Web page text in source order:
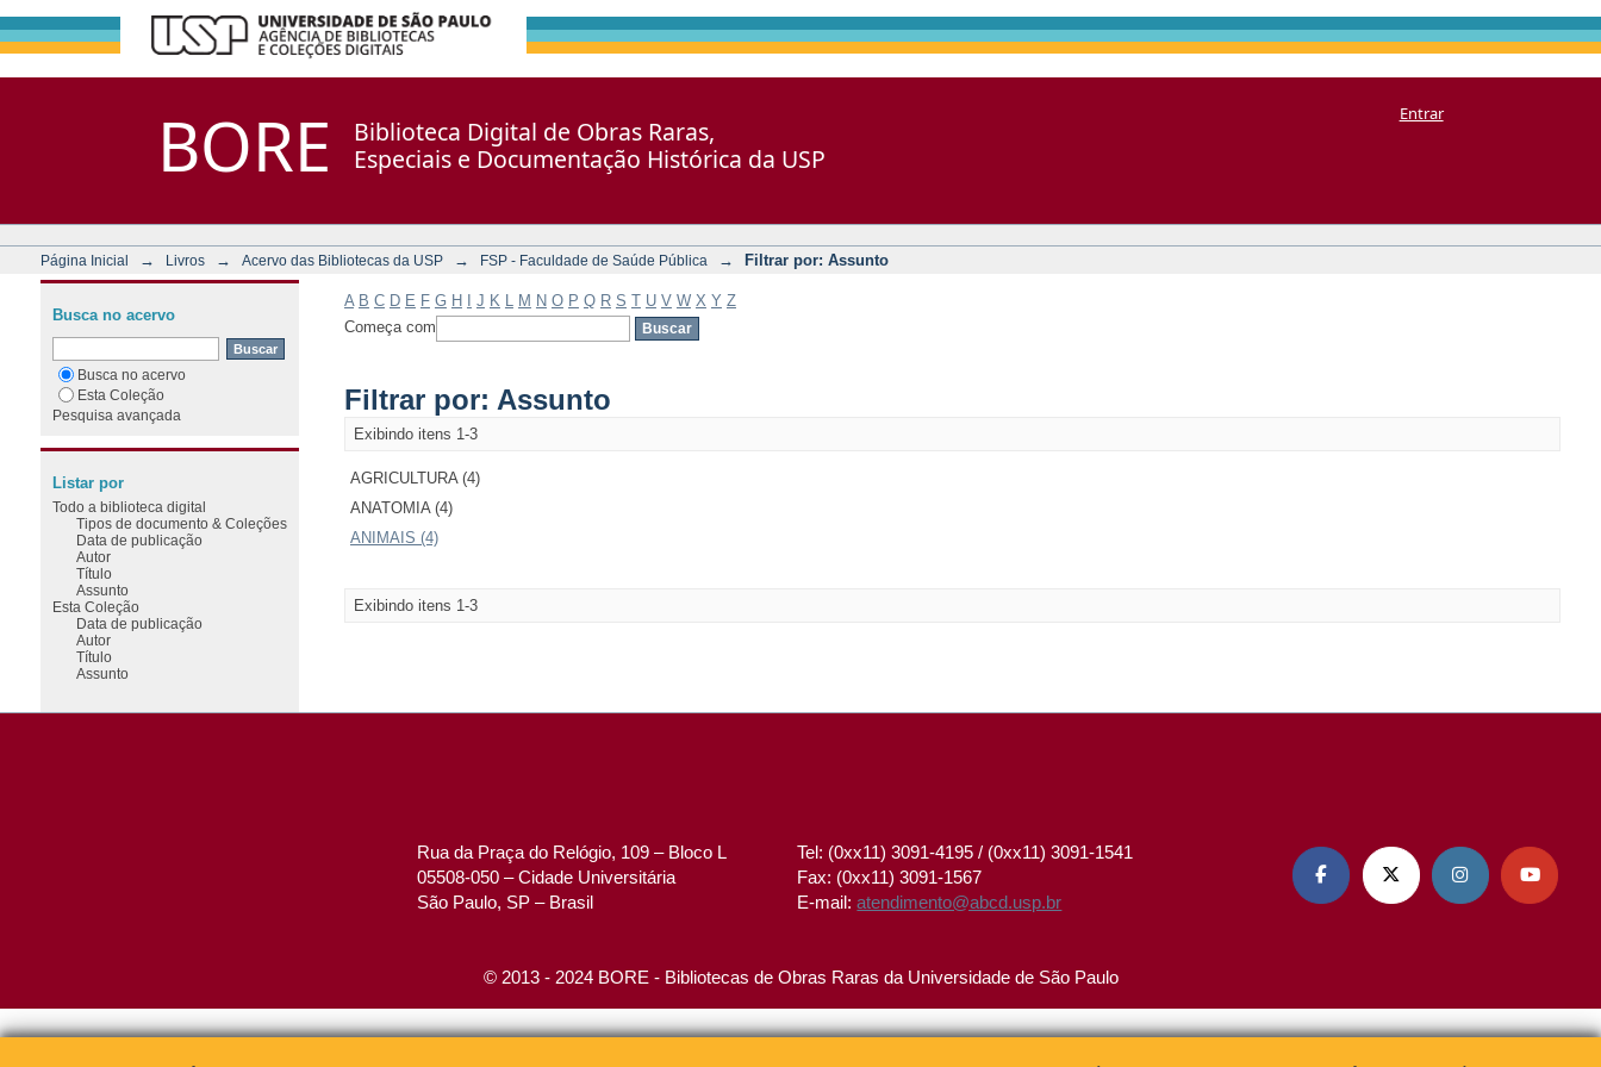
BORE
Biblioteca Digital de Obras Raras,
Especiais e Documentação Histórica da USP
Entrar
Página Inicial → Livros → Acervo das Bibliotecas da USP → FSP - Faculdade de Saúde Pública → Filtrar por: Assunto
A B C D E F G H J K M N O P Q R S T U V W X Y Z
Começa com
Filtrar por: Assunto
Exibindo itens 1-3
AGRICULTURA (4)
ANATOMIA (4)
ANIMAIS (4)
Exibindo itens 1-3
Busca no acervo
Busca no acervo
Esta Coleção
Pesquisa avançada
Listar por
Todo a biblioteca digital
Tipos de documento & Coleções
Data de publicação
Autor
Título
Assunto
Esta Coleção
Data de publicação
Autor
Título
Assunto
Rua da Praça do Relógio, 109 – Bloco L
05508-050 – Cidade Universitária
São Paulo, SP – Brasil
Tel: (0xx11) 3091-4195 / (0xx11) 3091-1541
Fax: (0xx11) 3091-1567
E-mail:atendimento@abcd.usp.br
   
© 2013 - 2024 BORE - Bibliotecas de Obras Raras da Universidade de São Paulo